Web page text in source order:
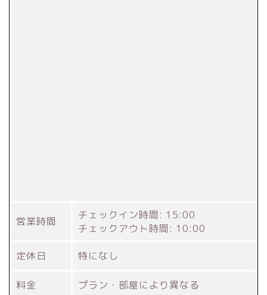
営業時間
チェックイン時間: 15:00
チェックアウト時間: 10:00
定休日 特になし
料金 プラン・部屋により異なる